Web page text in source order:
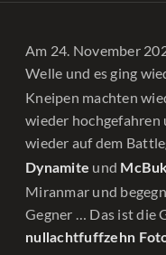
Am 24. November
Welle und es ging
Kneipen machten
wieder hochgefahren
wieder auf dem
Dynamite und
Miranmar und
Gegner … Das ist die
nullachtfuffzehn